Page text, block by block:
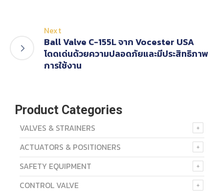
Next
Ball Valve C-155L จาก Vocester USA
โดดเด่นด้วยความปลอดภัยและมีประสิทธิภาพ
การใช้งาน
Product Categories
VALVES & STRAINERS
ACTUATORS & POSITIONERS
SAFETY EQUIPMENT
CONTROL VALVE